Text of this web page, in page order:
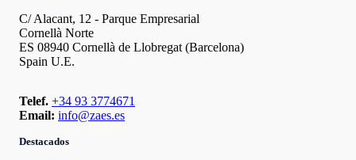
C/ Alacant, 12 - Parque Empresarial
Cornellà Norte
ES 08940 Cornellà de Llobregat (Barcelona)
Spain U.E.
Telef. +34 93 3774671
Email: info@zaes.es
Destacados